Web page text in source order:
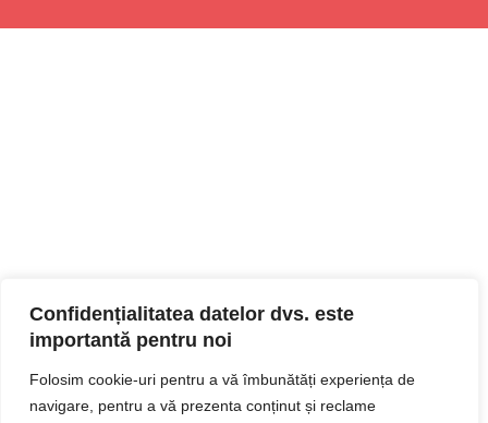
Confidențialitatea datelor dvs. este
importantă pentru noi
Folosim cookie-uri pentru a vă îmbunătăți experiența de
navigare, pentru a vă prezenta conținut și reclame